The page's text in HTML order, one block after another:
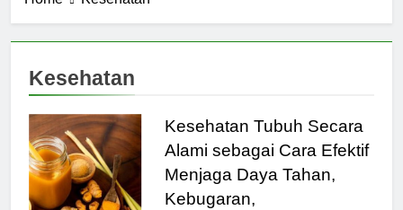
Kesehatan
Kesehatan Tubuh Secara
Alami sebagai Cara Efektif
Menjaga Daya Tahan,
Kebugaran,